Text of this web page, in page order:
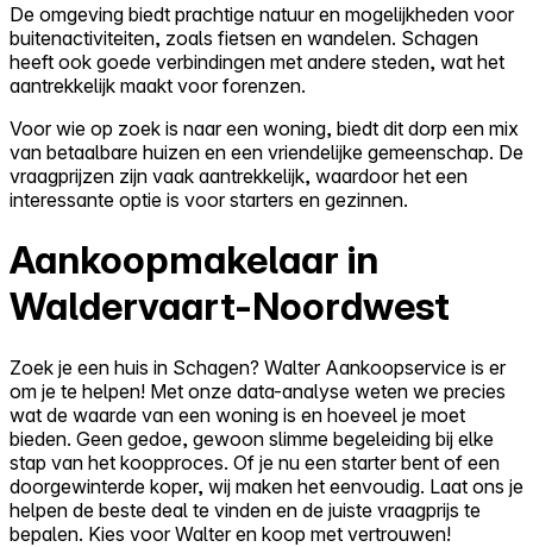
De omgeving biedt prachtige natuur en mogelijkheden voor
buitenactiviteiten, zoals fietsen en wandelen. Schagen
heeft ook goede verbindingen met andere steden, wat het
aantrekkelijk maakt voor forenzen.
Voor wie op zoek is naar een woning, biedt dit dorp een mix
van betaalbare huizen en een vriendelijke gemeenschap. De
vraagprijzen zijn vaak aantrekkelijk, waardoor het een
interessante optie is voor starters en gezinnen.
Aankoopmakelaar in
Waldervaart-Noordwest
Zoek je een huis in Schagen? Walter Aankoopservice is er
om je te helpen! Met onze data-analyse weten we precies
wat de waarde van een woning is en hoeveel je moet
bieden. Geen gedoe, gewoon slimme begeleiding bij elke
stap van het koopproces. Of je nu een starter bent of een
doorgewinterde koper, wij maken het eenvoudig. Laat ons je
helpen de beste deal te vinden en de juiste vraagprijs te
bepalen. Kies voor Walter en koop met vertrouwen!